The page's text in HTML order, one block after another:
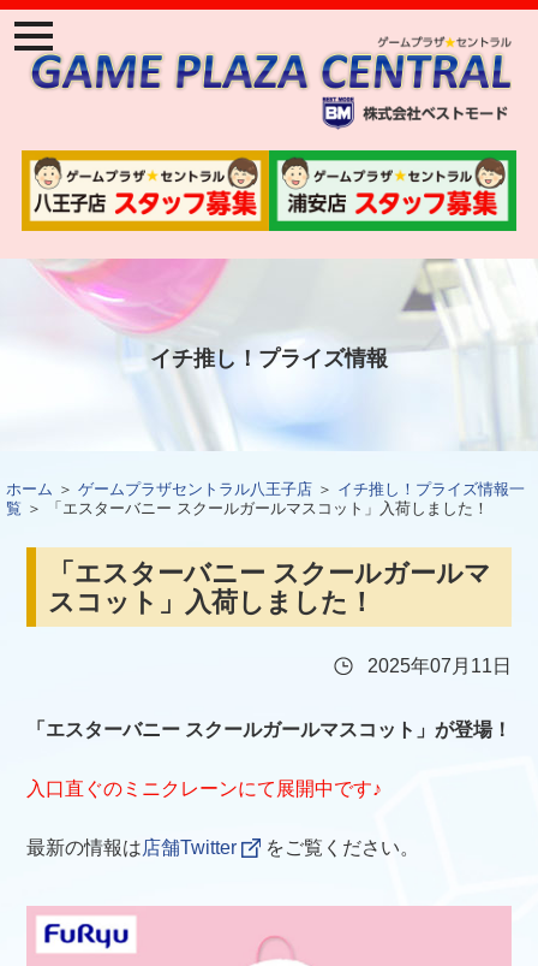
ナ
ビ
ゲ
ー
ン
メ
ニ
ュ
イチ推し！プライズ情報
ホーム ＞ ゲームプラザセントラル八王子店 ＞ イチ推し！プライズ情報一
覧 ＞ 「エスターバニー スクールガールマスコット」入荷しました！
「エスターバニー スクールガールマ
スコット」入荷しました！
2025年07月11日
「エスターバニー スクールガールマスコット」が登場！
入口直ぐのミニクレーンにて展開中です♪
最新の情報は店舗Twitter をご覧ください。